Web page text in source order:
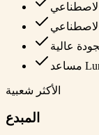
الاصطناعي
عالية
الأكثر شعبية
المبدع